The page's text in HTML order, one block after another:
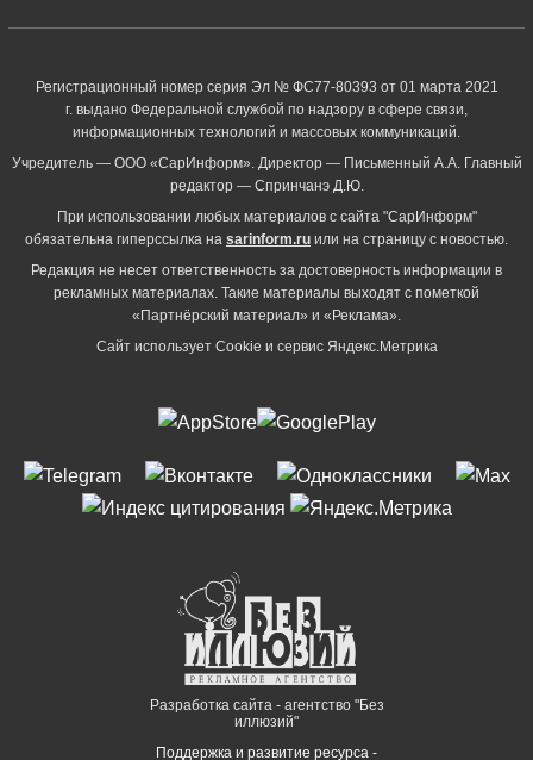
Регистрационный номер серия Эл № ФС77-80393 от 01 марта 2021
г. выдано Федеральной службой по надзору в сфере связи,
информационных технологий и массовых коммуникаций.
Учредитель — ООО «СарИнформ». Директор — Письменный А.А. Главный
редактор — Спринчанэ Д.Ю.
При использовании любых материалов с сайта "СарИнформ"
обязательна гиперссылка на sarinform.ru или на страницу с новостью.
Редакция не несет ответственность за достоверность информации в
рекламных материалах. Такие материалы выходят с пометкой
«Партнёрский материал» и «Реклама».
Сайт использует Cookie и сервиc Яндекс.Метрика
Разработка сайта - агентство "Без
иллюзий"
Поддержка и развитие ресурса -